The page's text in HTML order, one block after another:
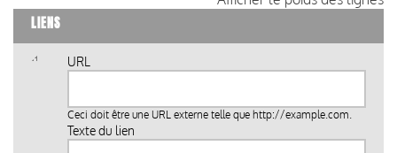
LIENS
URL
Ceci doit être une URL externe telle que http://example.com.
Texte du lien